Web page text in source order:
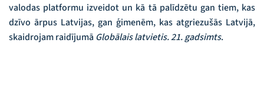
valodas platformu izveidot un kā tā palīdzētu gan tiem, kas
dzīvo ārpus Latvijas, gan ģimenēm, kas atgriezušās Latvijā,
skaidrojam raidījumā Globālais latvietis. 21. gadsimts.